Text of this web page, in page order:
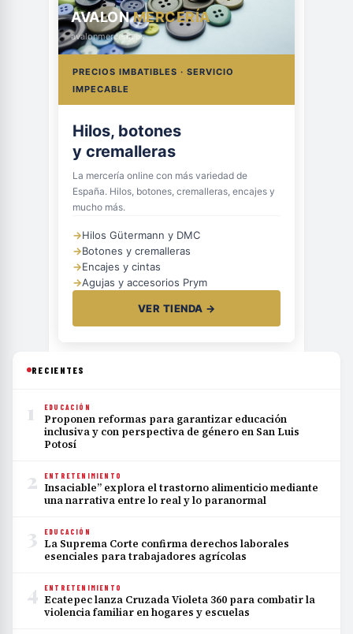
AVALONMERCERÍA
avalonmerceria.es
PRECIOS IMBATIBLES · SERVICIO
IMPECABLE
Hilos, botones
y cremalleras
La mercería online con más variedad de
España. Hilos, botones, cremalleras, encajes y
mucho más.
→Hilos Gütermann y DMC
→Botones y cremalleras
→Encajes y cintas
→Agujas y accesorios Prym
VER TIENDA →
RECIENTES
1 EDUCACIÓN
Proponen reformas para garantizar educación
inclusiva y con perspectiva de género en San Luis
Potosí
2 ENTRETENIMIENTO
Insaciable” explora el trastorno alimenticio mediante
una narrativa entre lo real y lo paranormal
3 EDUCACIÓN
La Suprema Corte confirma derechos laborales
esenciales para trabajadores agrícolas
4 ENTRETENIMIENTO
Ecatepec lanza Cruzada Violeta 360 para combatir la
violencia familiar en hogares y escuelas